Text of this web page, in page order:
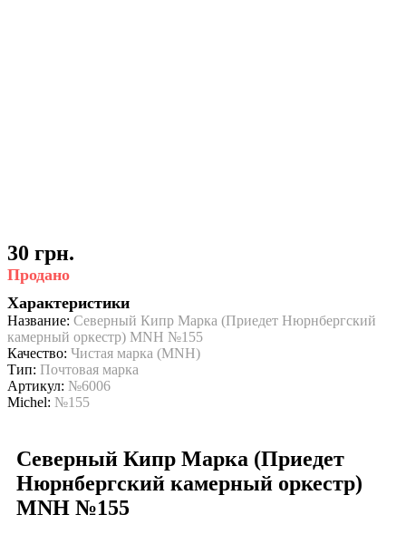
30 грн.
Продано
Характеристики
Название: Северный Кипр Марка (Приедет Нюрнбергский
камерный оркестр) MNH №155
Качество: Чистая марка (MNH)
Тип: Почтовая марка
Артикул: №6006
Michel: №155
Северный Кипр Марка (Приедет
Нюрнбергский камерный оркестр)
MNH №155